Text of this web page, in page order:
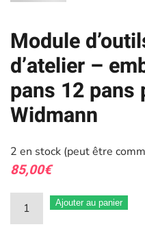
Module
d’atelier –
pans 12
Widmann
2 en stock (peut être
85,00€
quantité
de
Ajouter au panier